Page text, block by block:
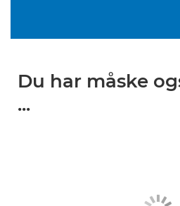
Du har måske
...